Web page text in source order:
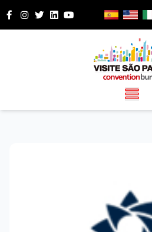
Facebook
Instagram
Twitter
LinkedIn
YouTube